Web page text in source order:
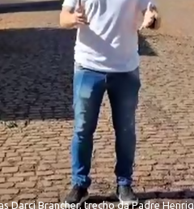
Darci Brancher, trecho da Padre